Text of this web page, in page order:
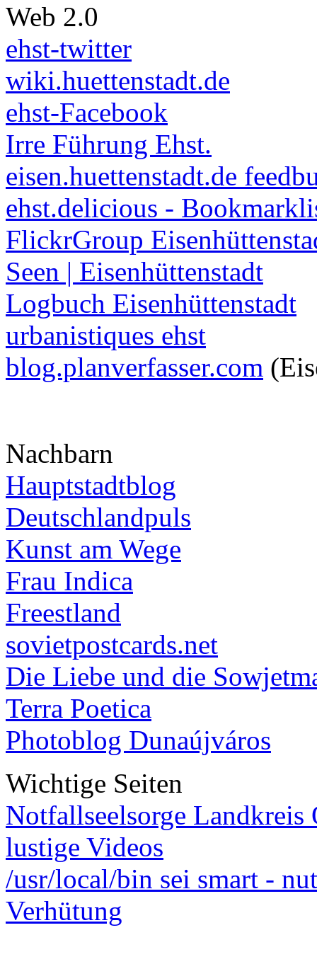
Web 2.0
ehst-twitter
wiki.huettenstadt.de
ehst-Facebook
Irre Führung Ehst.
eisen.huettenstadt.de
ehst.delicious -
FlickrGroup
Seen | Eisenhüttenstadt
Logbuch Eisenhüttenstadt
urbanistiques ehst
blog.planverfasser.com
Nachbarn
Hauptstadtblog
Deutschlandpuls
Kunst am Wege
Frau Indica
Freestland
sovietpostcards.net
Die Liebe und die
Terra Poetica
Photoblog Dunaújváros
Wichtige Seiten
Notfallseelsorge Landkreis
lustige Videos
/usr/local/bin sei smart -
Verhütung